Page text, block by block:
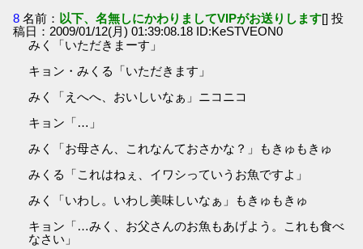
8 名前： 以下、名無しにかわりましてVIPがお送りします[] 投
稿日：2009/01/12(月) 01:39:08.18 ID:KeSTVEON0
みく「いただきまーす」
キョン・みくる「いただきます」
みく「えへへ、おいしいなぁ」ニコニコ
キョン「…」
みく「お母さん、これなんておさかな？」もきゅもきゅ
みくる「これはねぇ、イワシっていうお魚ですよ」
みく「いわし。いわし美味しいなぁ」もきゅもきゅ
キョン「…みく、お父さんのお魚もあげよう。これも食べ
なさい」